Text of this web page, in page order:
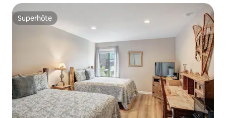
Superhôte
Superhôte